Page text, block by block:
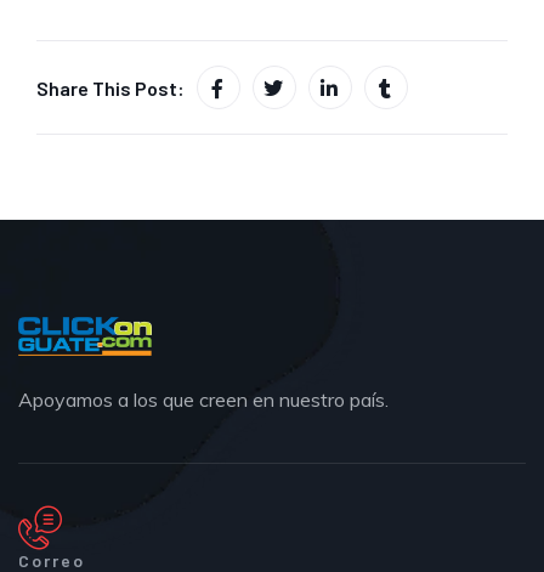
Share This Post:
Apoyamos a los que creen en nuestro país.
Correo